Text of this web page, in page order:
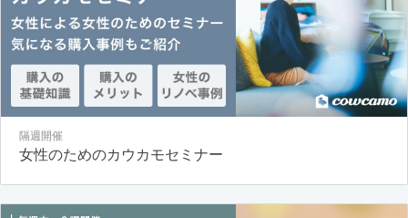
隔週開催
女性のためのカウカモセミナー